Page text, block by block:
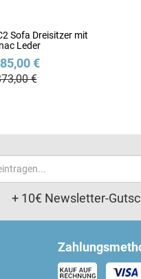
Sofa Dreisitzer mit
Leder
€
€
+ 10€ Newsletter-